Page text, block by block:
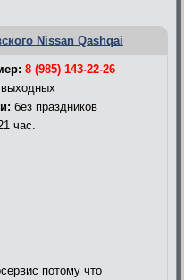
Nissan Qashqai
8 (985) 143-22-26
без праздников
час.
потому что